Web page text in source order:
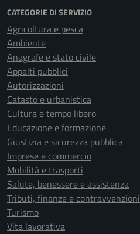
CATEGORIE DI SERVIZIO
Agricoltura e pesca
Ambiente
Anagrafe e stato civile
Appalti pubblici
Autorizzazioni
Catasto e urbanistica
Cultura e tempo libero
Educazione e formazione
Giustizia e sicurezza pubblica
Imprese e commercio
Mobilità e trasporti
Salute, benessere e assistenza
Tributi, finanze e contravvenzioni
Turismo
Vita lavorativa